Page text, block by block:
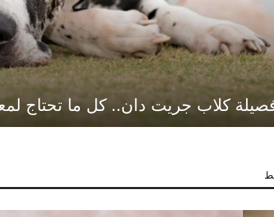
كلاب جريت دان.. كل ما تحتاج